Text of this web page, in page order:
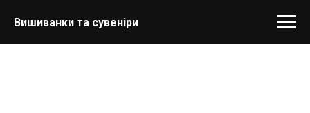
Вишиванки та сувеніри